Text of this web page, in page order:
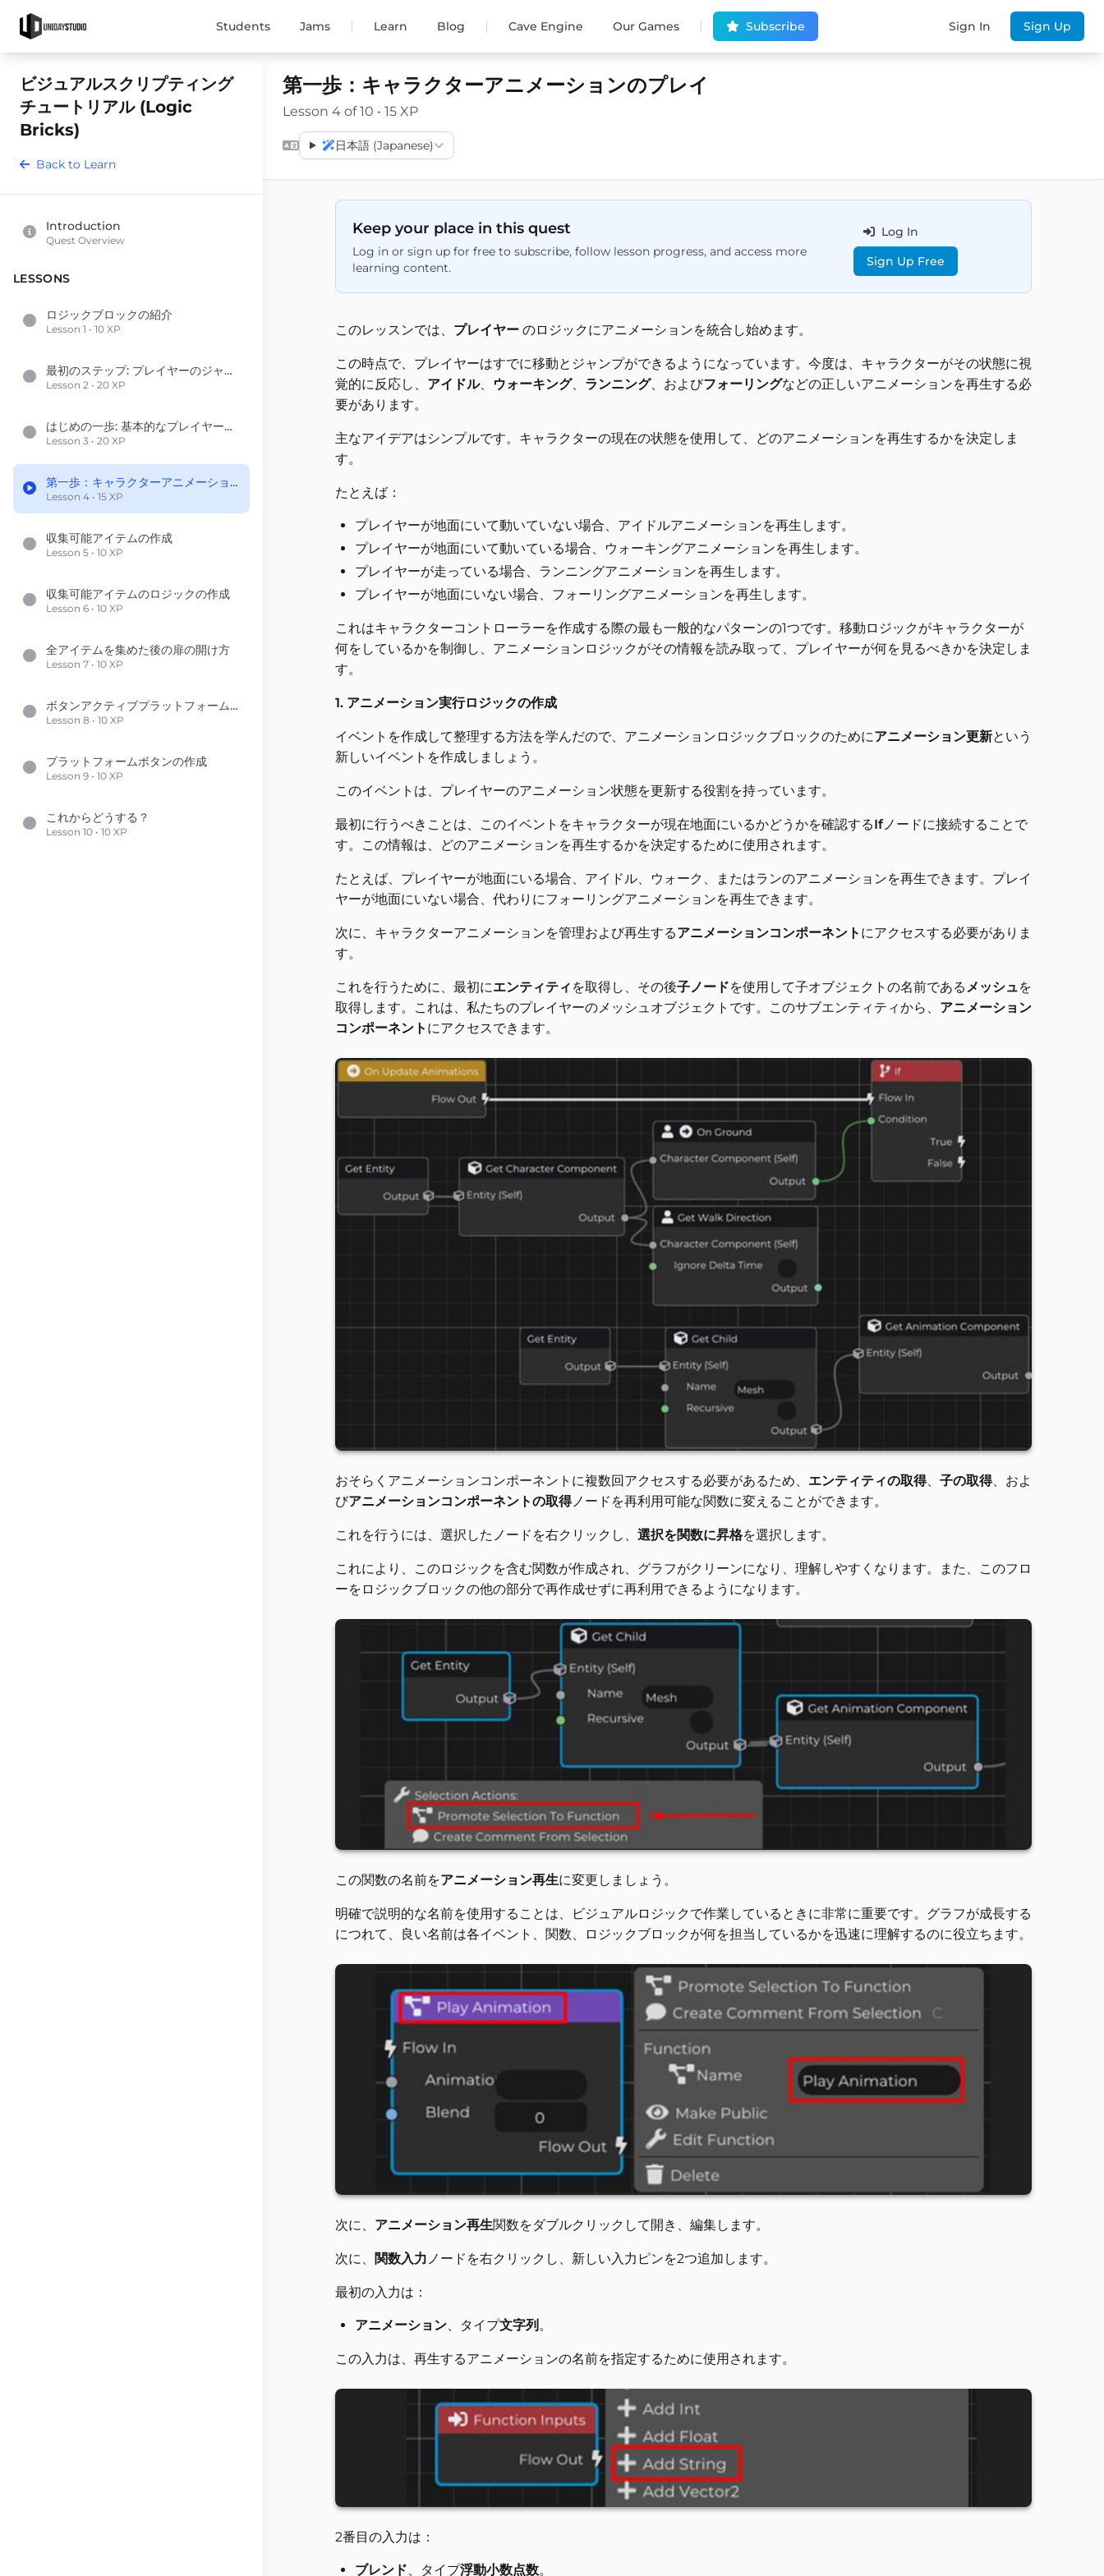
Students Jams | Learn Blog | Cave Engine Our Games | Subscribe Sign In Sign Up
ビジュアルスクリプティング
チュートリアル (Logic
Bricks)
Back to Learn
Introduction
Quest Overview
LESSONS
ロジックブロックの紹介
Lesson 1 • 10 XP
最初のステップ: プレイヤーのジャンプリジックを作成する
Lesson 2 • 20 XP
はじめの一歩: 基本的なプレイヤーの動きの作成
Lesson 3 • 20 XP
第一歩：キャラクターアニメーションのプレイ
Lesson 4 • 15 XP
収集可能アイテムの作成
Lesson 5 • 10 XP
収集可能アイテムのロジックの作成
Lesson 6 • 10 XP
全アイテムを集めた後の扉の開け方
Lesson 7 • 10 XP
ボタンアクティブプラットフォームの作成
Lesson 8 • 10 XP
プラットフォームボタンの作成
Lesson 9 • 10 XP
これからどうする？
Lesson 10 • 10 XP
第一歩：キャラクターアニメーションのプレイ
Lesson 4 of 10 • 15 XP
日本語 (Japanese)
Keep your place in this quest
Log in or sign up for free to subscribe, follow lesson progress, and access more
learning content.
Log In
Sign Up Free
このレッスンでは、 プレイヤー のロジックにアニメーションを統合し始めます。
この時点で、プレイヤーはすでに移動とジャンプができるようになっています。今度は、キャラクターがその状態に視
覚的に反応し、 アイドル、 ウォーキング、 ランニング、およびフォーリングなどの正しいアニメーションを再生する必
要があります。
主なアイデアはシンプルです。キャラクターの現在の状態を使用して、どのアニメーションを再生するかを決定しま
す。
たとえば：
プレイヤーが地面にいて動いていない場合、アイドルアニメーションを再生します。
プレイヤーが地面にいて動いている場合、ウォーキングアニメーションを再生します。
プレイヤーが走っている場合、ランニングアニメーションを再生します。
プレイヤーが地面にいない場合、フォーリングアニメーションを再生します。
これはキャラクターコントローラーを作成する際の最も一般的なパターンの1つです。移動ロジックがキャラクターが
何をしているかを制御し、アニメーションロジックがその情報を読み取って、プレイヤーが何を見るべきかを決定しま
す。
1. アニメーション実行ロジックの作成
イベントを作成して整理する方法を学んだので、アニメーションロジックブロックのためにアニメーション更新という
新しいイベントを作成しましょう。
このイベントは、プレイヤーのアニメーション状態を更新する役割を持っています。
最初に行うべきことは、このイベントをキャラクターが現在地面にいるかどうかを確認するIfノードに接続することで
す。この情報は、どのアニメーションを再生するかを決定するために使用されます。
たとえば、プレイヤーが地面にいる場合、アイドル、ウォーク、またはランのアニメーションを再生できます。プレイ
ヤーが地面にいない場合、代わりにフォーリングアニメーションを再生できます。
次に、キャラクターアニメーションを管理および再生するアニメーションコンポーネント にアクセスする必要がありま
す。
これを行うために、最初にエンティティ を取得し、その後子ノードを使用して子オブジェクトの名前であるメッシュを
取得します。これは、私たちのプレイヤーのメッシュオブジェクトです。このサブエンティティから、 アニメーション
コンポーネント にアクセスできます。
おそらくアニメーションコンポーネントに複数回アクセスする必要があるため、 エンティティの取得、 子の取得、およ
びアニメーションコンポーネントの取得ノードを再利用可能な関数に変えることができます。
これを行うには、選択したノードを右クリックし、 選択を関数に昇格を選択します。
これにより、このロジックを含む関数が作成され、グラフがクリーンになり、理解しやすくなります。また、このフロ
ーをロジックブロックの他の部分で再作成せずに再利用できるようになります。
この関数の名前をアニメーション再生に変更しましょう。
明確で説明的な名前を使用することは、ビジュアルロジックで作業しているときに非常に重要です。グラフが成長する
につれて、良い名前は各イベント、関数、ロジックブロックが何を担当しているかを迅速に理解するのに役立ちます。
次に、 アニメーション再生関数をダブルクリックして開き、編集します。
次に、 関数入力 ノードを右クリックし、新しい入力ピンを2つ追加します。
最初の入力は：
アニメーション、タイプ文字列 。
この入力は、再生するアニメーションの名前を指定するために使用されます。
2番目の入力は：
ブレンド、タイプ浮動小数点数。